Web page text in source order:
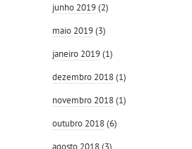
junho 2019(2)
maio 2019(3)
janeiro 2019(1)
dezembro 2018(1)
novembro 2018(1)
outubro 2018(6)
agosto 2018(3)